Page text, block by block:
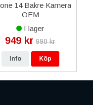
14 Bakre Kamera
OEM
I lager
949 kr 990 kr
Info Köp